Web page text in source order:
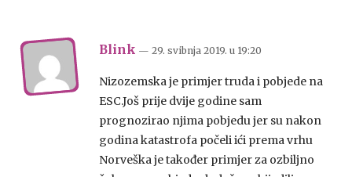
Blink — 29. svibnja 2019. u 19:20
Nizozemska je primjer truda i pobjede na
ESC.Još prije dvije godine sam
prognozirao njima pobjedu jer su nakon
godina katastrofa počeli ići prema vrhu
Norveška je također primjer za ozbiljno